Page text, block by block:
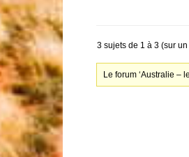
3 sujets de 1 à 3 (sur
Le forum ‘Australie –